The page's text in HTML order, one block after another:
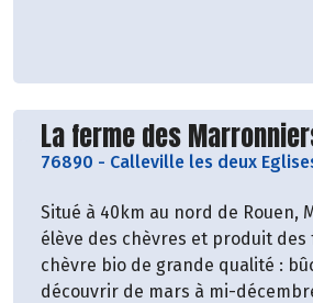
Découvrir le producteur
La ferme des
76890 - Calleville les deux
Situé à 40km au nord de Rouen,
élève des chèvres et produit des
chèvre bio de grande qualité :
découvrir de mars à mi-